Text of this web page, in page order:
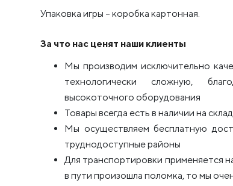
Упаковка игры – коробка картонная.
За что нас ценят наши клиенты
Мы производим исключительно
технологически сложную,
высокоточного оборудования
Товары всегда есть в наличии на
Мы осуществляем бесплатную
труднодоступные районы
Для транспортировки применяется
в пути произошла поломка, то мы